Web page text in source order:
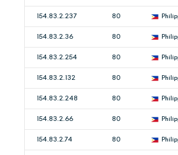
154.83.2.237 80
154.83.2.36 80
154.83.2.254 80
154.83.2.132 80
154.83.2.248 80
154.83.2.66 80
154.83.2.74 80